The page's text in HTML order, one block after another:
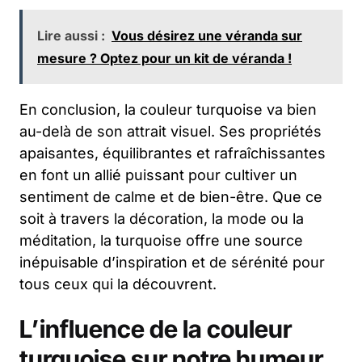
Lire aussi : Vous désirez une véranda sur
mesure ? Optez pour un kit de véranda !
En conclusion, la couleur turquoise va bien
au-delà de son attrait visuel. Ses propriétés
apaisantes, équilibrantes et rafraîchissantes
en font un allié puissant pour cultiver un
sentiment de calme et de bien-être. Que ce
soit à travers la décoration, la mode ou la
méditation, la turquoise offre une source
inépuisable d’inspiration et de sérénité pour
tous ceux qui la découvrent.
L’influence de la couleur